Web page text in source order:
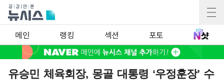
메인 랭킹 섹션 포토
유승민 체육회장, 몽골 대통령 ‘우정훈장’ 수